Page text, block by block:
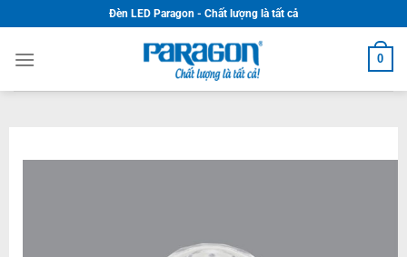
to
content
Đèn LED Paragon - Chất lượng là tất cả
0